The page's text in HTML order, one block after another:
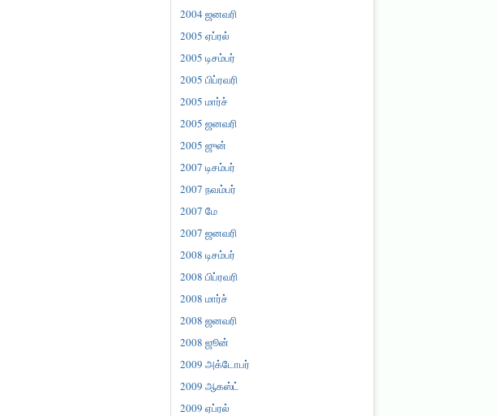
2004 ஜனவரி
2005 ஏப்ரல்
2005 டிசம்பர்
2005 பிப்ரவரி
2005 மார்ச்
2005 ஜனவரி
2005 ஜுன்
2007 டிசம்பர்
2007 நவம்பர்
2007 மே
2007 ஜனவரி
2008 டிசம்பர்
2008 பிப்ரவரி
2008 மார்ச்
2008 ஜனவரி
2008 ஜூன்
2009 அக்டோபர்
2009 ஆகஸ்ட்
2009 ஏப்ரல்